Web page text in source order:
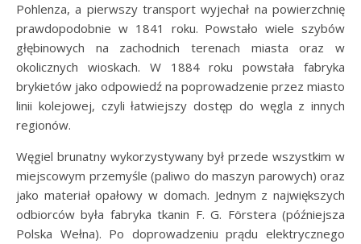
Pohlenza, a pierwszy transport wyjechał na powierzchnię
prawdopodobnie w 1841 roku. Powstało wiele szybów
głębinowych na zachodnich terenach miasta oraz w
okolicznych wioskach. W 1884 roku powstała fabryka
brykietów jako odpowiedź na poprowadzenie przez miasto
linii kolejowej, czyli łatwiejszy dostęp do węgla z innych
regionów.
Węgiel brunatny wykorzystywany był przede wszystkim w
miejscowym przemyśle (paliwo do maszyn parowych) oraz
jako materiał opałowy w domach. Jednym z największych
odbiorców była fabryka tkanin F. G. Förstera (późniejsza
Polska Wełna). Po doprowadzeniu prądu elektrycznego